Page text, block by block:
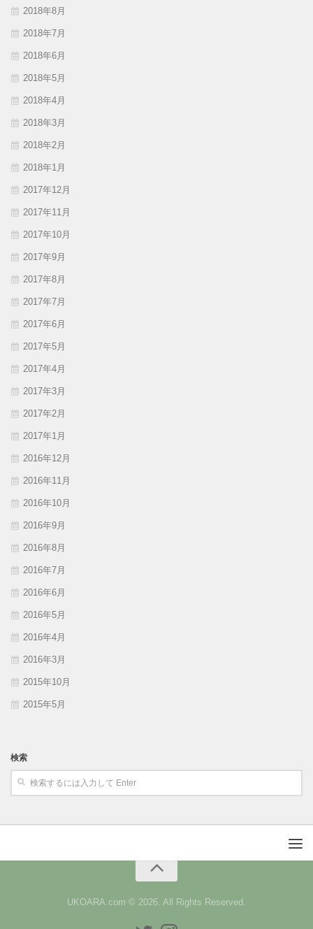
2018年8月
2018年7月
2018年6月
2018年5月
2018年4月
2018年3月
2018年2月
2018年1月
2017年12月
2017年11月
2017年10月
2017年9月
2017年8月
2017年7月
2017年6月
2017年5月
2017年4月
2017年3月
2017年2月
2017年1月
2016年12月
2016年11月
2016年10月
2016年9月
2016年8月
2016年7月
2016年6月
2016年5月
2016年4月
2016年3月
2015年10月
2015年5月
検索
UKOARA.com © 2026. All Rights Reserved.